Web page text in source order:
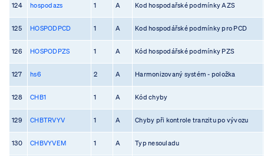
124 hospodazs 1 A Kod hospodařské podmínky AZS
125 HOSPODPCD 1 A Kod hospodářské podmínky pro PCD
126 HOSPODPZS 1 A Kód hospodářské podmínky PZS
127 hs6 2 A Harmonizovaný systém - položka
128 CHB1 1 A Kód chyby
129 CHBTRVYV 1 A Chyby při kontrole tranzitu po vývozu
130 CHBVYVEM 1 A Typ nesouladu